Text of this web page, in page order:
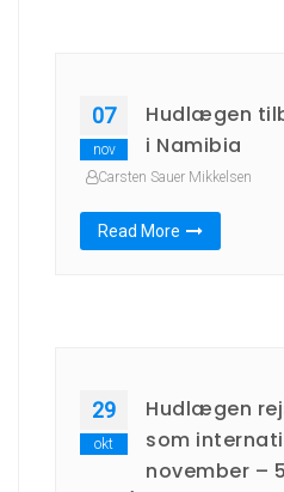
07
nov
Hudlægen
i Namibia
Carsten Sauer Mikkelsen
Read More
29
okt
Hudlægen
som
november –